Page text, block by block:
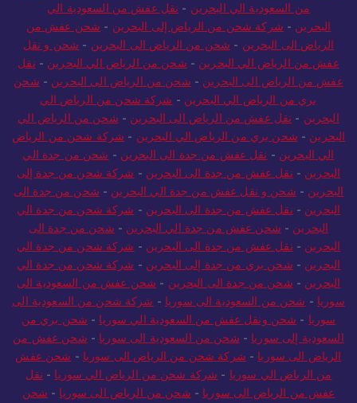
من السعودية الي البحرين - نقل عفش من السعودية الي
البحرين - شركة شحن من الرياض إلى البحرين - شحن عفش من
الرياض الى البحرين - شحن من الرياض الى البحرين - شحن و نقل
عفش من الرياض الي البحرين - شحن من الرياض الي البحرين - نقل
عفش من الرياض الى البحرين - شحن من الرياض الى البحرين - شحن
بري من الرياض الي البحرين - شركة شحن من الرياض الي
البحرين - نقل عفش من الرياض الى البحرين - شحن من الرياض الي
البحرين - شحن بري من الرياض الي البحرين - شركة شحن من الرياض
الي البحرين - نقل عفش من جدة الى البحرين - شحن من جدة الي
البحرين - نقل عفش من جدة الى البحرين - شركة شحن من جدة إلى
البحرين - شحن و نقل عفش من جدة الي البحرين - شحن من جدة الى
البحرين - نقل عفش من جدة الى البحرين - شركة شحن من جدة الي
البحرين - شحن عفش من جدة الي البحرين - شحن من جدة الى
البحرين - نقل عفش من جدة الى البحرين - شركة شحن من جدة الي
البحرين - شحن بري من جدة إلى البحرين - شركة شحن من جدة الي
البحرين - شحن من جدة الى البحرين - شحن عفش من السعودية الى
سوريا - شحن من السعودية الى سوريا - شركة شحن من السعودية الى
سوريا - شحن ونقل عفش من السعودية الي سوريا - شحن بري من
السعودية إلى سوريا - شحن من السعودية الى سوريا - شحن عفش من
الرياض الى سوريا - شركة شحن من الرياض الى سوريا - شحن عفش
من الرياض الي سوريا - شركة شحن من الرياض الي سوريا - نقل
عفش من الرياض الى سوريا - شحن من الرياض الى سوريا - شحن